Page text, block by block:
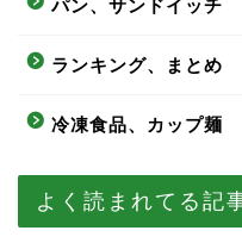
パン、サンドイッチ
ランキング、まとめ
冷凍食品、カップ麺
よく読まれてる記